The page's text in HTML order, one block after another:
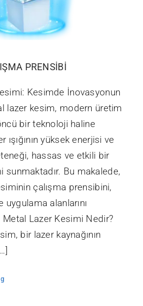
PRENSİBİ
Kesimde İnovasyonun
lazer kesim, modern üretim
bir teknoloji haline
ışığının yüksek enerjisi ve
hassas ve etkili bir
sunmaktadır. Bu makalede,
çalışma prensibini,
uygulama alanlarını
Lazer Kesimi Nedir?
bir lazer kaynağının